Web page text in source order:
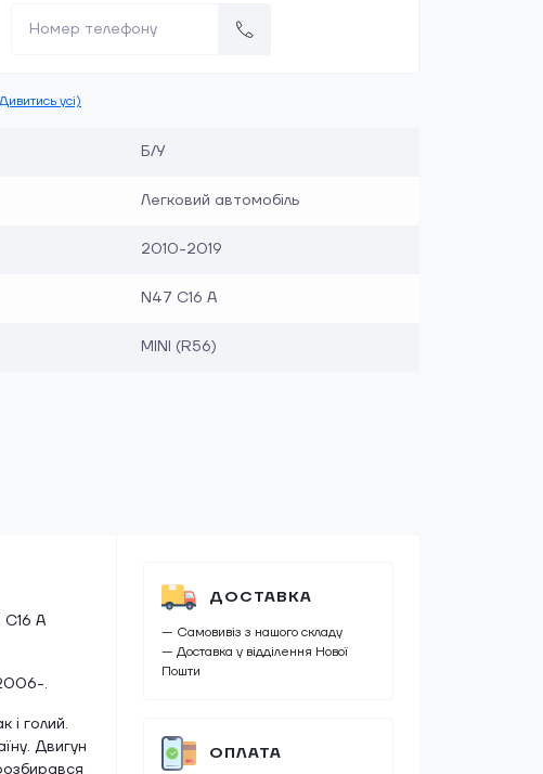
усі)
Б/У
Легковий автомобіль
2010-2019
N47 C16 A
MINI (R56)
A
.
і голий.
Двигун
ДОСТАВКА
— Самовивіз з нашого складу
— Доставка у відділення Нової
Пошти
ОПЛАТА